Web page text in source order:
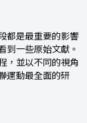
都是最重要的影響
到一些原始文獻。
，並以不同的視角
運動最全面的研